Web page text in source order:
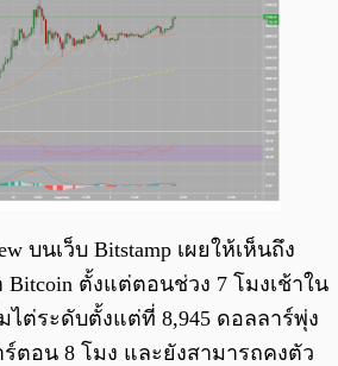
บนเว็บ Bitstamp เผยให้เห็นถึง
ตั้งแต่ตอนช่วง 7 โมงเช้าใน
ไต่ระดับตั้งแต่ที่ 8,945 ดอลลาร์พุ่ง
ตอน 8 โมง และยังสามารถคงตัว